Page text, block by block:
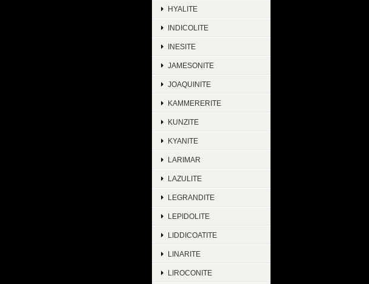
HYALITE
INDICOLITE
INESITE
JAMESONITE
JOAQUINITE
KAMMERERITE
KUNZITE
KYANITE
LARIMAR
LAZULITE
LEGRANDITE
LEPIDOLITE
LIDDICOATITE
LINARITE
LIROCONITE